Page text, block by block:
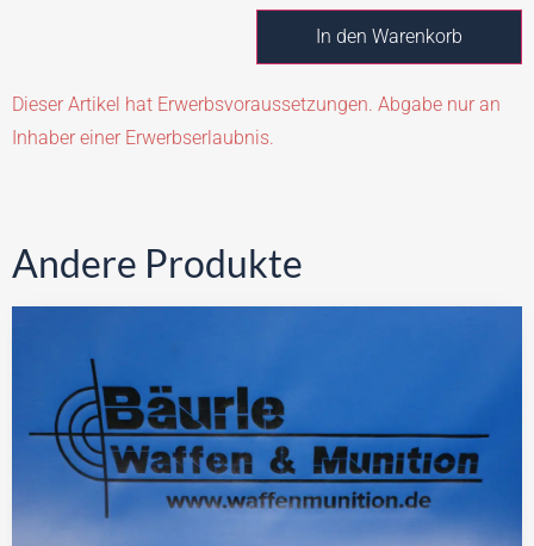
In den Warenkorb
Dieser Artikel hat Erwerbsvoraussetzungen. Abgabe nur an
Inhaber einer Erwerbserlaubnis.
Andere Produkte